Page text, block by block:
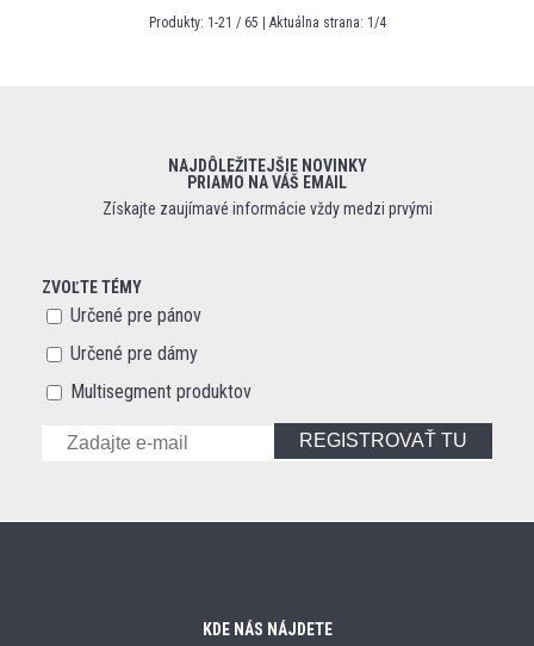
Produkty: 1-21 / 65 | Aktuálna strana: 1/4
NAJDÔLEŽITEJŠIE NOVINKY
PRIAMO NA VÁŠ EMAIL
Získajte zaujímavé informácie vždy medzi prvými
ZVOĽTE TÉMY
Určené pre pánov
Určené pre dámy
Multisegment produktov
REGISTROVAŤ TU
KDE NÁS NÁJDETE